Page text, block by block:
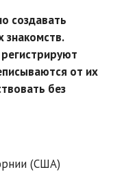
создавать
знакомств.
от их
без
(США)